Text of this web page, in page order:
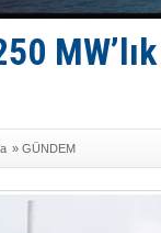
» GÜNDEM